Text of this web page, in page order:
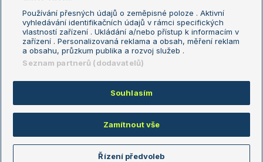
Podmínky užití
Nastavení soukromí
GDPR a žurnalistika
Reklama
Kontakt
Informace o zpracování osobních
údajů
Copyright © 2008-2026 TenisPortal.cz. Využíváme zpravodajství ČTK.
Používání přesných údajů o zeměpisné poloze . Aktivní
vyhledávání identifikačních údajů v rámci specifických
vlastností zařízení . Ukládání a/nebo přístup k informacím v
zařízení . Personalizovaná reklama a obsah, měření reklam
a obsahu, průzkum publika a rozvoj služeb .
Seznam partnerů (dodavatelů)
Souhlasím
Zamítnout vše
Řízení předvoleb